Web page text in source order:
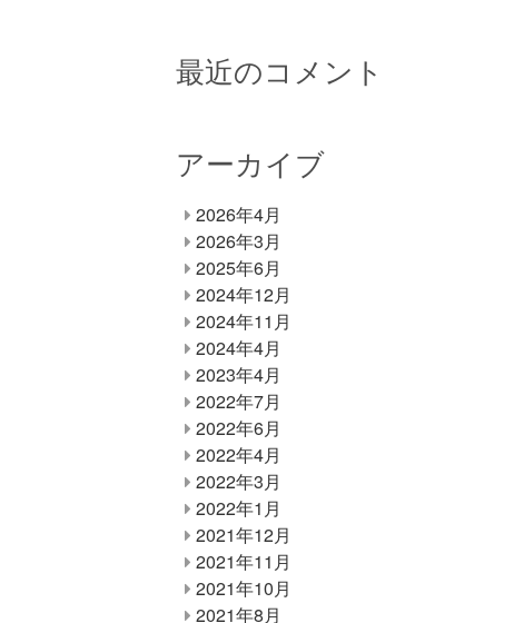
最近のコメント
アーカイブ
2026年4月
2026年3月
2025年6月
2024年12月
2024年11月
2024年4月
2023年4月
2022年7月
2022年6月
2022年4月
2022年3月
2022年1月
2021年12月
2021年11月
2021年10月
2021年8月